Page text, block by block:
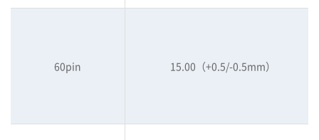
60pin 15.00（+0.5/-0.5mm）